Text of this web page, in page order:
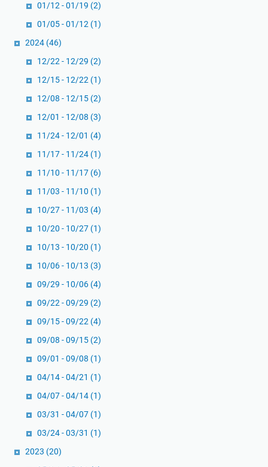
01/12 - 01/19 (2)
01/05 - 01/12 (1)
2024 (46)
12/22 - 12/29 (2)
12/15 - 12/22 (1)
12/08 - 12/15 (2)
12/01 - 12/08 (3)
11/24 - 12/01 (4)
11/17 - 11/24 (1)
11/10 - 11/17 (6)
11/03 - 11/10 (1)
10/27 - 11/03 (4)
10/20 - 10/27 (1)
10/13 - 10/20 (1)
10/06 - 10/13 (3)
09/29 - 10/06 (4)
09/22 - 09/29 (2)
09/15 - 09/22 (4)
09/08 - 09/15 (2)
09/01 - 09/08 (1)
04/14 - 04/21 (1)
04/07 - 04/14 (1)
03/31 - 04/07 (1)
03/24 - 03/31 (1)
2023 (20)